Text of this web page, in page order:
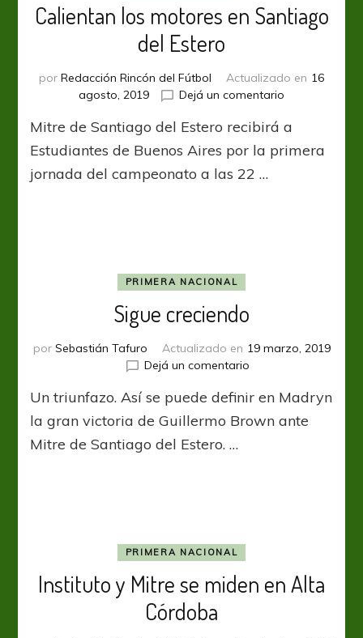
Calientan los motores en Santiago
del Estero
por Redacción Rincón del Fútbol Actualizado en 16
agosto, 2019
Dejá un comentario
los
motores
Mitre de Santiago del Estero recibirá a
Estudiantes de Buenos Aires por la primera
jornada del campeonato a las 22 …
PRIMERA NACIONAL
Sigue creciendo
por Sebastián Tafuro Actualizado en 19 marzo, 2019
Dejá un comentarioen
creciendo
Un triunfazo. Así se puede definir en Madryn
la gran victoria de Guillermo Brown ante
Mitre de Santiago del Estero. …
PRIMERA NACIONAL
Instituto y Mitre se miden en Alta
Córdoba